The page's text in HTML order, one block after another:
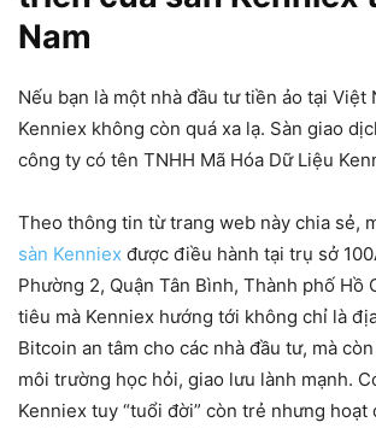
Nam
Nếu bạn là một nhà đầu tư tiền ảo tại Việt
Kenniex không còn quá xa lạ. Sàn giao
công ty có tên TNHH Mã Hóa Dữ Liệu
Theo thông tin từ trang web này chia sẻ,
sàn Kenniex được điều hành tại trụ sở
Phường 2, Quận Tân Bình, Thành phố Hồ
tiêu mà Kenniex hướng tới không chỉ là
Bitcoin an tâm cho các nhà đầu tư, mà
môi trường học hỏi, giao lưu lành mạnh.
Kenniex tuy “tuổi đời” còn trẻ nhưng hoạt